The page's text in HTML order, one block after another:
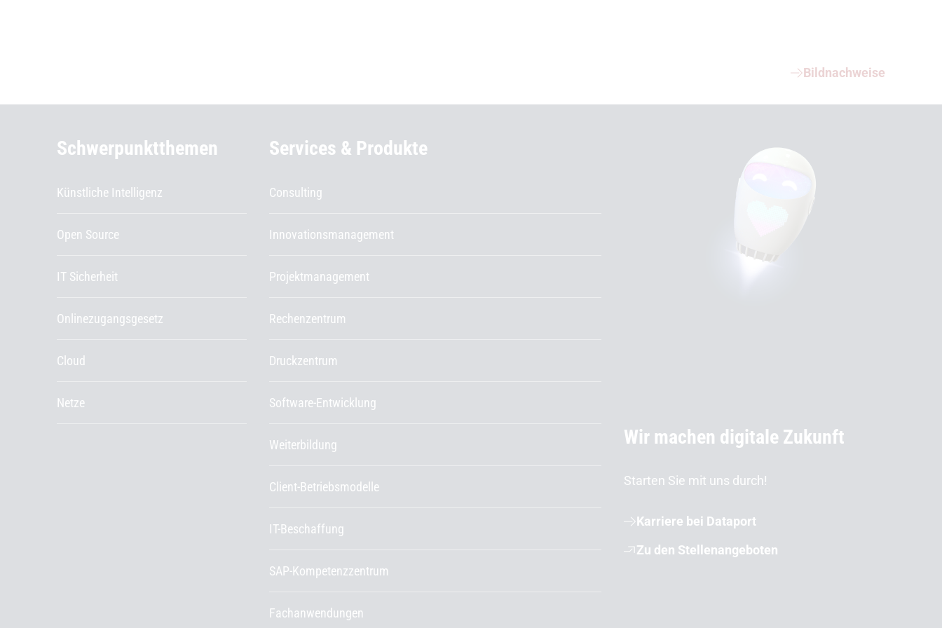
Bildnachweise
Schwerpunktthemen
Künstliche Intelligenz
Open Source
IT Sicherheit
Onlinezugangsgesetz
Cloud
Netze
Services & Produkte
Consulting
Innovationsmanagement
Projektmanagement
Rechenzentrum
Druckzentrum
Software-Entwicklung
Weiterbildung
Client-Betriebsmodelle
IT-Beschaffung
SAP-Kompetenzzentrum
Fachanwendungen
Wir machen digitale Zukunft
Starten Sie mit uns durch!
Karriere bei Dataport
Zu den Stellenangeboten